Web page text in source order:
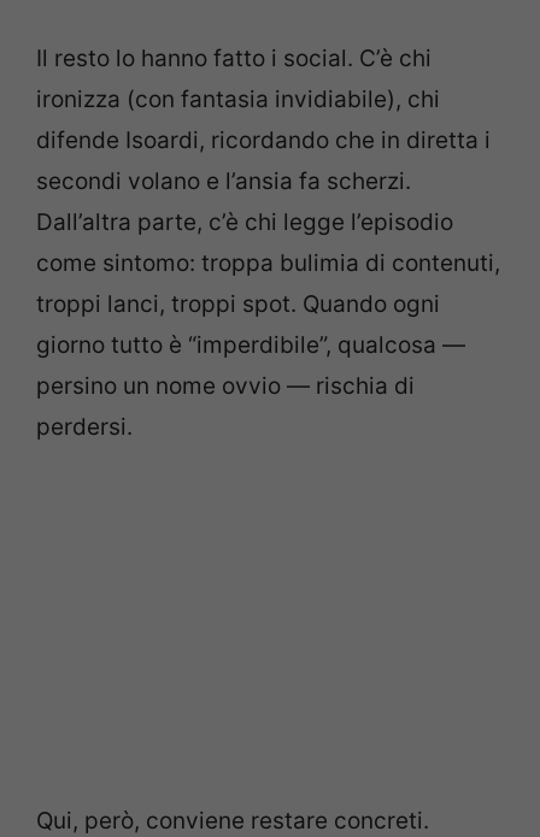
Il resto lo hanno fatto i social. C’è chi
ironizza (con fantasia invidiabile), chi
difende Isoardi, ricordando che in diretta i
secondi volano e l’ansia fa scherzi.
Dall’altra parte, c’è chi legge l’episodio
come sintomo: troppa bulimia di contenuti,
troppi lanci, troppi spot. Quando ogni
giorno tutto è “imperdibile”, qualcosa —
persino un nome ovvio — rischia di
perdersi.
Qui, però, conviene restare concreti.